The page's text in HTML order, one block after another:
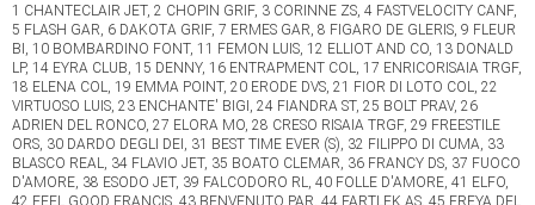
1 CHANTECLAIR JET, 2 CHOPIN GRIF, 3 CORINNE ZS, 4 FASTVELOCITY CANF,
5 FLASH GAR, 6 DAKOTA GRIF, 7 ERMES GAR, 8 FIGARO DE GLERIS, 9 FLEUR
BI, 10 BOMBARDINO FONT, 11 FEMON LUIS, 12 ELLIOT AND CO, 13 DONALD
LP, 14 EYRA CLUB, 15 DENNY, 16 ENTRAPMENT COL, 17 ENRICORISAIA TRGF,
18 ELENA COL, 19 EMMA POINT, 20 ERODE DVS, 21 FIOR DI LOTO COL, 22
VIRTUOSO LUIS, 23 ENCHANTE' BIGI, 24 FIANDRA ST, 25 BOLT PRAV, 26
ADRIEN DEL RONCO, 27 ELORA MO, 28 CRESO RISAIA TRGF, 29 FREESTILE
ORS, 30 DARDO DEGLI DEI, 31 BEST TIME EVER (S), 32 FILIPPO DI CUMA, 33
BLASCO REAL, 34 FLAVIO JET, 35 BOATO CLEMAR, 36 FRANCY DS, 37 FUOCO
D'AMORE, 38 ESODO JET, 39 FALCODORO RL, 40 FOLLE D'AMORE, 41 ELFO,
42 FEEL GOOD FRANCIS, 43 BENVENUTO PAR, 44 FARTLEK AS, 45 FREYA DEL